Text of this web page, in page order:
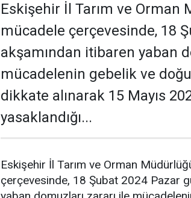
Eskişehir İl Tarım ve Orman
mücadele çerçevesinde, 18
akşamından itibaren yaban
mücadelenin gebelik ve
dikkate alınarak 15 Mayıs
yasaklandığı...
Eskişehir İl Tarım ve Orman
çerçevesinde, 18 Şubat 2024 Pazar